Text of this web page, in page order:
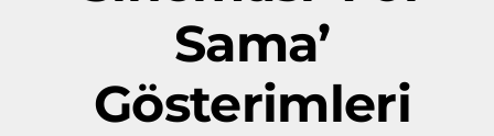
Sama’
Gösterimleri